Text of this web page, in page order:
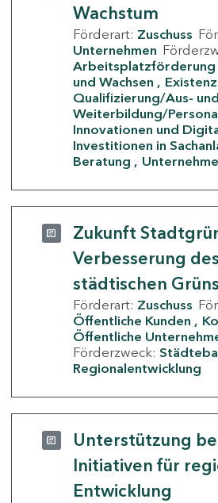
Wachstum
Förderart: Zuschuss
Unternehmen
Arbeitsplatzförderung
und Wachsen
Qualifizierung/Aus- und
Weiterbildung/
Innovationen und
Investitionen in
Beratung
Zukunft
Verbesserung des
städtischen
Förderart: Zuschuss
Öffentliche Kunden
Öffentliche
Förderzweck:
Regionalentwicklung
Unterstützung
Initiativen für
Entwicklung